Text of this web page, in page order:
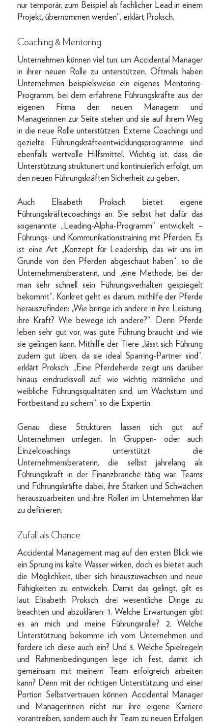
nur temporär, zum Beispiel als fachlicher Lead in einem
Projekt, übernommen werden“, erklärt Proksch.
Coaching & Mentoring
Unternehmen können viel tun, um Accidental Manager
in ihrer neuen Rolle zu unterstützen. Oftmals haben
Unternehmen beispielsweise ein eigenes Mentoring-
Programm, bei dem erfahrene Führungskräfte aus der
eigenen Firma den neuen Managern und
Managerinnen zur Seite stehen und sie auf ihrem Weg
in die neue Rolle unterstützen. Externe Coachings und
gezielte Führungskräfteentwicklungsprogramme sind
ebenfalls wertvolle Hilfsmittel. Wichtig ist, dass die
Unterstützung strukturiert und kontinuierlich erfolgt, um
den neuen Führungskräften Sicherheit zu geben.
Auch Elisabeth Proksch bietet eigene
Führungskräftecoachings an. Sie selbst hat dafür das
sogenannte „Leading-Alpha-Programm“ entwickelt –
Führungs- und Kommunikationstraining mit Pferden. Es
ist eine Art „Konzept für Leadership, das wir uns im
Grunde von den Pferden abgeschaut haben“, so die
Unternehmensberaterin, und „eine Methode, bei der
man sehr schnell sein Führungsverhalten gespiegelt
bekommt“. Konkret geht es darum, mithilfe der Pferde
herauszufinden: „Wie bringe ich andere in ihre Leistung,
ihre Kraft? Wie bewege ich andere?“. Denn Pferde
leben sehr gut vor, was gute Führung braucht und wie
sie gelingen kann. Mithilfe der Tiere „lässt sich Führung
zudem gut üben, da sie ideal Sparring-Partner sind“,
erklärt Proksch. „Eine Pferdeherde zeigt uns darüber
hinaus eindrucksvoll auf, wie wichtig männliche und
weibliche Führungsqualitäten sind, um Wachstum und
Fortbestand zu sichern“, so die Expertin.
Genau diese Strukturen lassen sich gut auf
Unternehmen umlegen. In Gruppen- oder auch
Einzelcoachings unterstützt die
Unternehmensberaterin, die selbst jahrelang als
Führungskraft in der Finanzbranche tätig war, Teams
und Führungskräfte dabei, ihre Stärken und Schwächen
herauszuarbeiten und ihre Rollen im Unternehmen klar
zu definieren.
Zufall als Chance
Accidental Management mag auf den ersten Blick wie
ein Sprung ins kalte Wasser wirken, doch es bietet auch
die Möglichkeit, über sich hinauszuwachsen und neue
Fähigkeiten zu entwickeln. Damit das gelingt, gilt es
laut Elisabeth Proksch, drei wesentliche Dinge zu
beachten und abzuklären: 1. Welche Erwartungen gibt
es an mich und meine Führungsrolle? 2. Welche
Unterstützung bekomme ich vom Unternehmen und
fordere ich diese auch ein? Und 3. Welche Spielregeln
und Rahmenbedingungen lege ich fest, damit ich
gemeinsam mit meinem Team erfolgreich arbeiten
kann? Denn mit der richtigen Unterstützung und einer
Portion Selbstvertrauen können Accidental Manager
und Managerinnen nicht nur ihre eigene Karriere
vorantreiben, sondern auch ihr Team zu neuen Erfolgen